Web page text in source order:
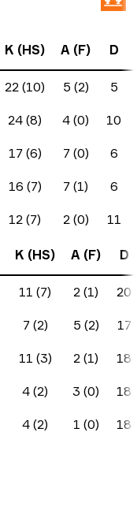
K (HS) A (F) D
22 (10) 5 (2) 5
24 (8) 4 (0) 10
17 (6) 7 (0) 6
16 (7) 7 (1) 6
12 (7) 2 (0) 11
K (HS) A (F) D
11 (7) 2 (1) 20
7 (2) 5 (2) 17
11 (3) 2 (1) 18
4 (2) 3 (0) 18
4 (2) 1 (0) 18